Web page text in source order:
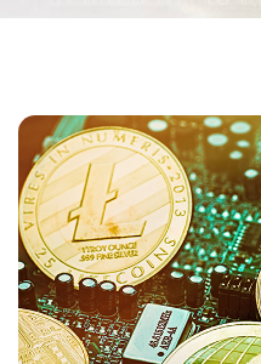
Navegación
de
entradas